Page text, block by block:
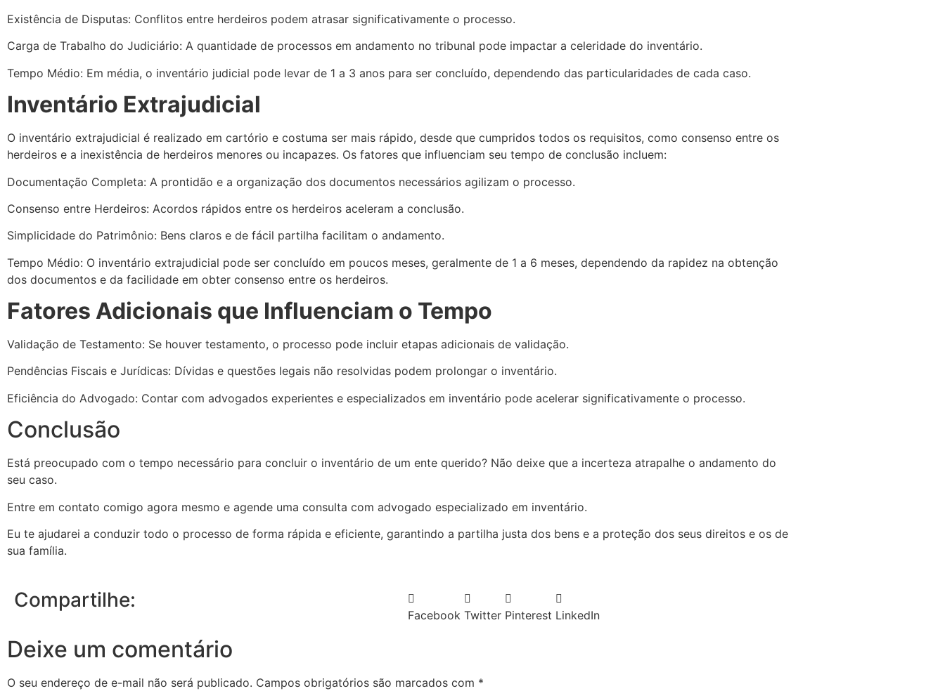
Existência de Disputas: Conflitos entre herdeiros podem atrasar significativamente o processo.
Carga de Trabalho do Judiciário: A quantidade de processos em andamento no tribunal pode impactar a celeridade do inventário.
Tempo Médio: Em média, o inventário judicial pode levar de 1 a 3 anos para ser concluído, dependendo das particularidades de cada caso.
Inventário Extrajudicial
O inventário extrajudicial é realizado em cartório e costuma ser mais rápido, desde que cumpridos todos os requisitos, como consenso entre os
herdeiros e a inexistência de herdeiros menores ou incapazes. Os fatores que influenciam seu tempo de conclusão incluem:
Documentação Completa: A prontidão e a organização dos documentos necessários agilizam o processo.
Consenso entre Herdeiros: Acordos rápidos entre os herdeiros aceleram a conclusão.
Simplicidade do Patrimônio: Bens claros e de fácil partilha facilitam o andamento.
Tempo Médio: O inventário extrajudicial pode ser concluído em poucos meses, geralmente de 1 a 6 meses, dependendo da rapidez na obtenção
dos documentos e da facilidade em obter consenso entre os herdeiros.
Fatores Adicionais que Influenciam o Tempo
Validação de Testamento: Se houver testamento, o processo pode incluir etapas adicionais de validação.
Pendências Fiscais e Jurídicas: Dívidas e questões legais não resolvidas podem prolongar o inventário.
Eficiência do Advogado: Contar com advogados experientes e especializados em inventário pode acelerar significativamente o processo.
Conclusão
Está preocupado com o tempo necessário para concluir o inventário de um ente querido? Não deixe que a incerteza atrapalhe o andamento do
seu caso.
Entre em contato comigo agora mesmo e agende uma consulta com advogado especializado em inventário.
Eu te ajudarei a conduzir todo o processo de forma rápida e eficiente, garantindo a partilha justa dos bens e a proteção dos seus direitos e os de
sua família.
Compartilhe:
Facebook Twitter Pinterest LinkedIn
Deixe um comentário
O seu endereço de e-mail não será publicado. Campos obrigatórios são marcados com *